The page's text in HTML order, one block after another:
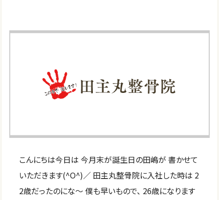
こんにちは今日は 今月末が誕生日の田嶋が 書かせて
いただきます(^O^)／ 田主丸整骨院に入社した時は 2
2歳だったのにな～ 僕も早いもので、 26歳になります